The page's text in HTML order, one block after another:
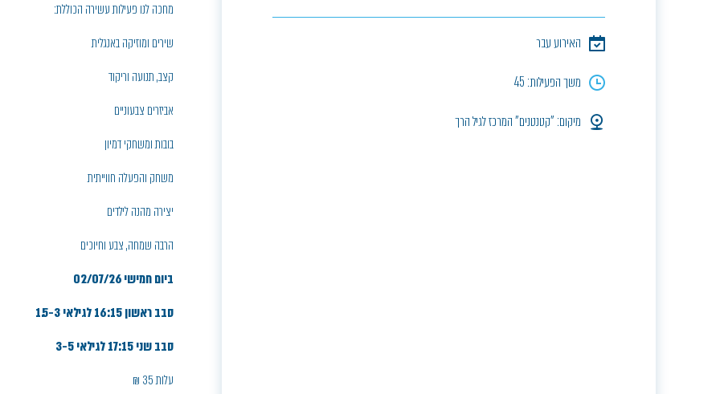
האירוע עבר
משך הפעילות: 45
מיקום: "קטנטנים" המרכז לגיל הרך
מחכה לנו פעילות עשירה הכוללת:
שירים ומוזיקה באנגלית
קצב, תנועה וריקוד
אביזרים צבעוניים
בובות ומשחקי דמיון
משחק והפעלה חווייתית
יצירה מהנה לילדים
הרבה שמחה, צבע וחיוכים
ביום חמישי 02/07/26
סבב ראשון 16:15 לגילאי 1.5-3
סבב שני 17:15 לגילאי 3-5
עלות 35 ₪